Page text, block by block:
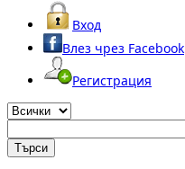
Вход
Влез чрез Facebook
Регистрация